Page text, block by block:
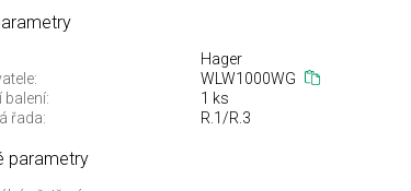
Hager
WLW1000WG
balení:
1 ks
řada:
R.1/R.3
parametry